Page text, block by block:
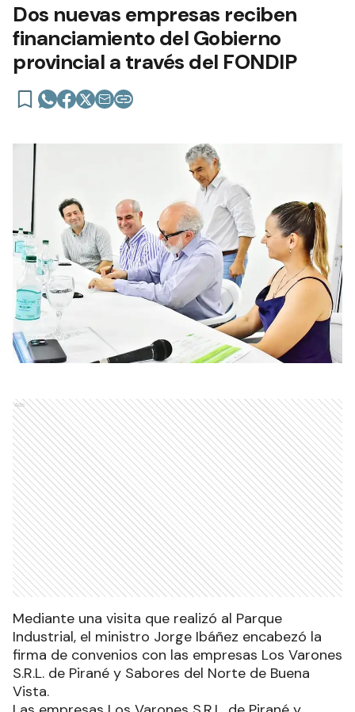
Dos nuevas empresas reciben
financiamiento del Gobierno
provincial a través del FONDIP
Ads
Mediante una visita que realizó al Parque
Industrial, el ministro Jorge Ibáñez encabezó la
firma de convenios con las empresas Los Varones
S.R.L. de Pirané y Sabores del Norte de Buena
Vista.